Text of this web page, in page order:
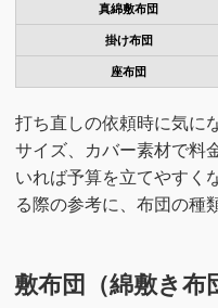
真綿敷布団
掛け布団
座布団
打ち直しの依頼時に気に
サイズ、カバー素材で料
いれば予算を立てやすく
る際の参考に、布団の種
敷布団（綿敷き布